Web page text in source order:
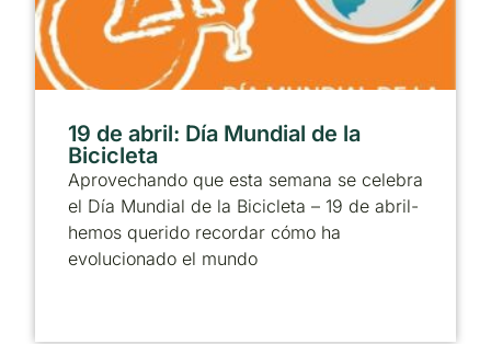
19 de abril: Día Mundial de la
Bicicleta
Aprovechando que esta semana se celebra
el Día Mundial de la Bicicleta – 19 de abril-
hemos querido recordar cómo ha
evolucionado el mundo